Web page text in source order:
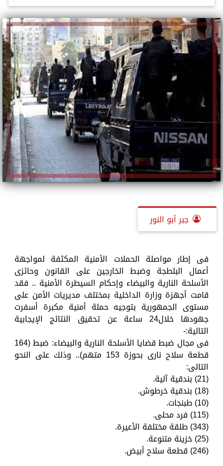
جبر أبو النور
فى إطار مواصلة الحملات الأمنية المكثفة لمواجهة
أعمال البلطجة وضبط الخارجين على القانون وحائزى
الأسلحة النارية والبيضاء وإحكام السيطرة الأمنية .. فقد
قامت أجهزة وزارة الداخلية بمختلف مديريات الأمن على
مستوى الجمهورية بتوجيه حملة أمنية مكبرة أسفرت
جهودها خلال24 ساعة عن تحقيق النتائج الإيجابية
التالية:-
فى مجال ضبط قضايا الأسلحة النارية والبيضاء: ضبط (164
قطعة سلاح نارى بحوزة 153 متهم).. وذلك على النحو
التالى:
(21) بندقية آلية.
(18) بندقية خرطوش.
(10) طبنجات.
(115) فرد محلى.
(343) طلقة مختلفة الأعيرة.
(25) خزينة متنوعة.
(246) قطعة سلاح أبيض.